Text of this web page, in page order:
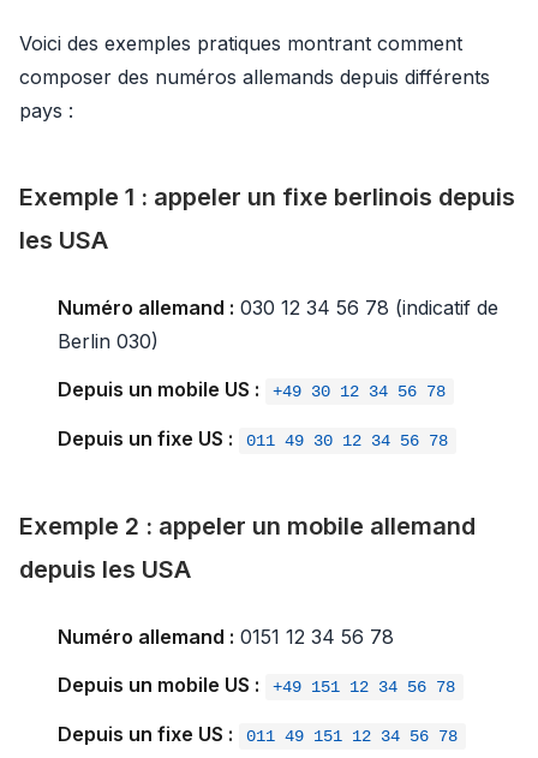
Voici des exemples pratiques montrant comment
composer des numéros allemands depuis différents
pays :
Exemple 1 : appeler un fixe berlinois depuis
les USA
Numéro allemand : 030 12 34 56 78 (indicatif de
Berlin 030)
Depuis un mobile US :
+49 30 12 34 56 78
Depuis un fixe US : 011 49 30 12 34 56 78
Exemple 2 : appeler un mobile allemand
depuis les USA
Numéro allemand : 0151 12 34 56 78
Depuis un mobile US :
+49 151 12 34 56 78
Depuis un fixe US : 011 49 151 12 34 56 78